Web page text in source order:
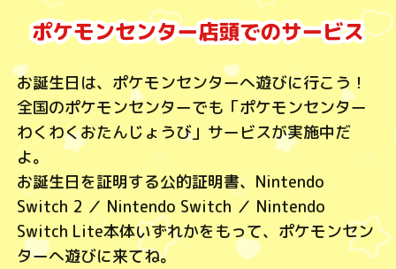
お誕生日は、ポケモンセンターへ遊びに行こう！
全国のポケモンセンターでも「ポケモンセンター
わくわくおたんじょうび」サービスが実施中だ
よ。
お誕生日を証明する公的証明書、Nintendo
Switch 2 ／ Nintendo Switch ／ Nintendo
Switch Lite本体いずれかをもって、ポケモンセン
ターへ遊びに来てね。